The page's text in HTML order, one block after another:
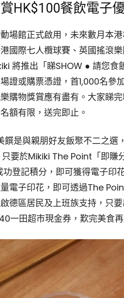
HK$100餐飲電子
場館正式啟用，未來數月本
國際七人欖球賽、英國搖滾
將推出「睇SHOW ● 請您
證或購票憑證，首1,000名
購物獎賞應有盡有。大家睇
額有限，送完即止。
饌是與親朋好友飯聚不二之選
要於Mikiki The Point「即賺
功登記積分，即可獲得電子
電子印花，即可透過The
德區居民及上班族支持，只
一田超市現金券，歎完美食